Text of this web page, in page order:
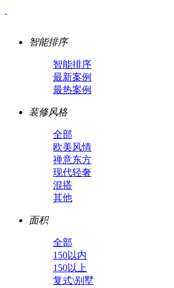
智能排序
智能排序
最新案例
最热案例
装修风格
全部
欧美风情
禅意东方
现代轻奢
混搭
其他
面积
全部
150以内
150以上
复式\别墅